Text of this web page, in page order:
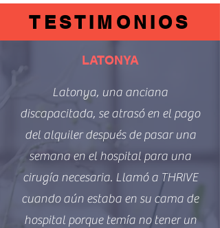
TESTIMONIOS
LATONYA
Latonya, una anciana
discapacitada, se atrasó en el pago
del alquiler después de pasar una
semana en el hospital para una
cirugía necesaria. Llamó a THRIVE
cuando aún estaba en su cama de
hospital porque temía no tener un